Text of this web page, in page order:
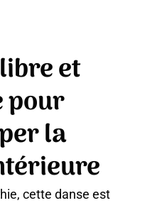
et
pour
la
cette danse est